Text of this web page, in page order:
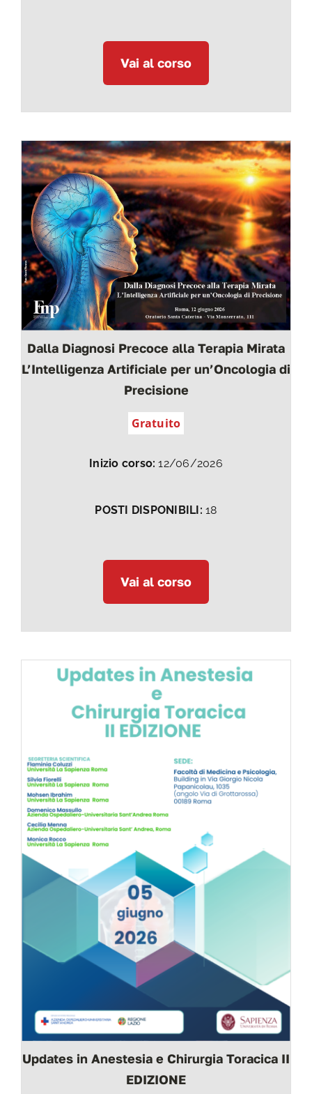
Vai al corso
Dalla Diagnosi Precoce alla Terapia Mirata
L’Intelligenza Artificiale per un’Oncologia di
Precisione
Gratuito
Inizio corso:12/06/2026
POSTI DISPONIBILI:18
Vai al corso
Updates in Anestesia e Chirurgia Toracica II
EDIZIONE